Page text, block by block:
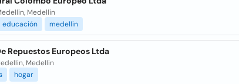
Medellin
educación medellin
Repuestos Europeos Ltda
Medellin
hogar